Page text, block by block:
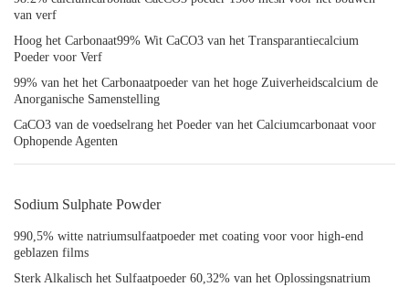
van verf
Hoog het Carbonaat99% Wit CaCO3 van het Transparantiecalcium
Poeder voor Verf
99% van het het Carbonaatpoeder van het hoge Zuiverheidscalcium de
Anorganische Samenstelling
CaCO3 van de voedselrang het Poeder van het Calciumcarbonaat voor
Ophopende Agenten
Sodium Sulphate Powder
990,5% witte natriumsulfaatpoeder met coating voor voor high-end
geblazen films
Sterk Alkalisch het Sulfaatpoeder 60,32% van het Oplossingsnatrium